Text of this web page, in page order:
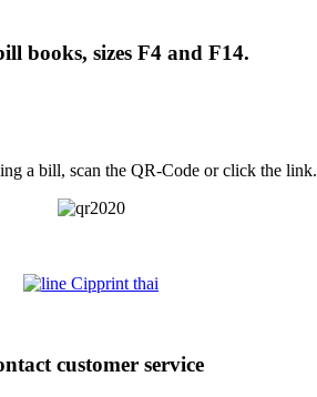
books, sizes F4 and F14.
a bill, scan the QR-Code or click the link.
customer service